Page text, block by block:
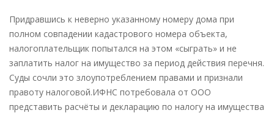
Придравшись к неверно указанному номеру дома при
полном совпадении кадастрового номера объекта,
налогоплательщик попытался на этом «сыграть» и не
заплатить налог на имущество за период действия перечня.
Суды сочли это злоупотреблением правами и признали
правоту налоговой.ИФНС потребовала от ООО
представить расчёты и декларацию по налогу на имущества